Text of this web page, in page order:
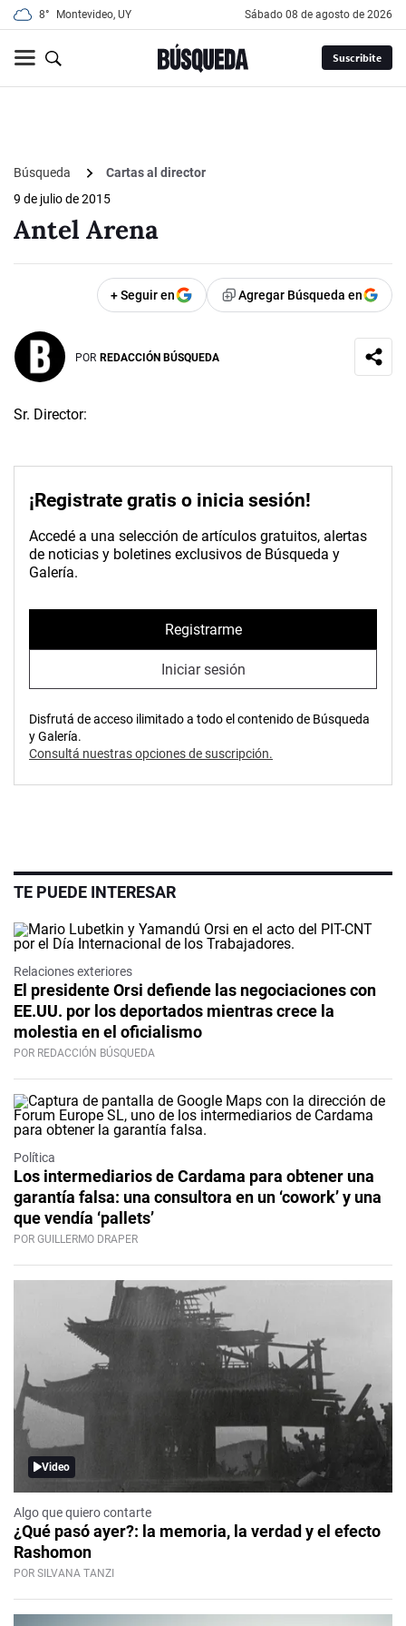
8° Montevideo, UY sábado 08 de agosto de 2026
Suscribite
Búsqueda
Cartas al director
9 de julio de 2015
Antel Arena
+ Seguir en Agregar Búsqueda en
POR REDACCIÓN BÚSQUEDA
Sr. Director:
¡Registrate gratis o inicia sesión!
Accedé a una selección de artículos gratuitos, alertas
de noticias y boletines exclusivos de Búsqueda y
Galería.
Registrarme
Iniciar sesión
Disfrutá de acceso ilimitado a todo el contenido de Búsqueda
y Galería.
Consultá nuestras opciones de suscripción.
TE PUEDE INTERESAR
Relaciones exteriores
El presidente Orsi defiende las negociaciones con
EE.UU. por los deportados mientras crece la
molestia en el oficialismo
POR REDACCIÓN BÚSQUEDA
Política
Los intermediarios de Cardama para obtener una
garantía falsa: una consultora en un ‘cowork’ y una
que vendía ‘pallets’
POR GUILLERMO DRAPER
Video
Algo que quiero contarte
¿Qué pasó ayer?: la memoria, la verdad y el efecto
Rashomon
POR SILVANA TANZI